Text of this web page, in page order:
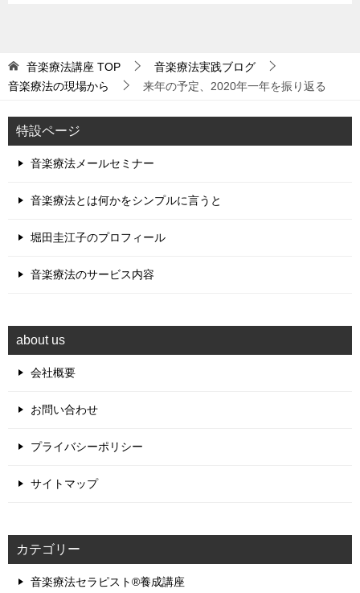
音楽療法講座 TOP
音楽療法実践ブログ
音楽療法の現場から
来年の予定、2020年一年を振り返る
特設ページ
音楽療法メールセミナー
音楽療法とは何かをシンプルに言うと
堀田圭江子のプロフィール
音楽療法のサービス内容
about us
会社概要
お問い合わせ
プライバシーポリシー
サイトマップ
カテゴリー
音楽療法セラピスト®養成講座